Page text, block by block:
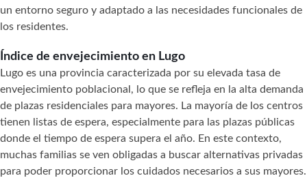
un entorno seguro y adaptado a las necesidades funcionales de
los residentes.
Índice de envejecimiento en Lugo
Lugo es una provincia caracterizada por su elevada tasa de
envejecimiento poblacional, lo que se refleja en la alta demanda
de plazas residenciales para mayores. La mayoría de los centros
tienen listas de espera, especialmente para las plazas públicas
donde el tiempo de espera supera el año. En este contexto,
muchas familias se ven obligadas a buscar alternativas privadas
para poder proporcionar los cuidados necesarios a sus mayores.